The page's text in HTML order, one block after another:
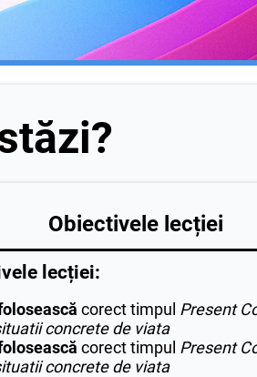
Obiectivele lecției
lecției:
corect timpul Present
concrete de viata
corect timpul Present
concrete de viata